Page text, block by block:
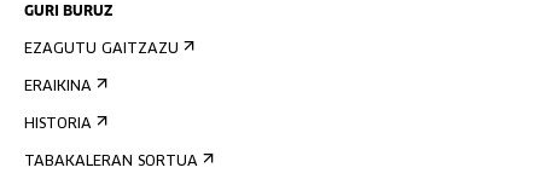
GURI BURUZ
EZAGUTU GAITZAZU
ERAIKINA
HISTORIA
TABAKALERAN SORTUA